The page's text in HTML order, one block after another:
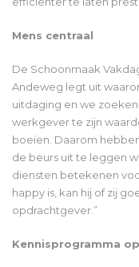
Mens centraal
De Schoonmaak
Andeweg legt uit
uitdaging en we
werkgever te zijn
boeien. Daarom
de beurs uit te leggen
diensten betekenen
happy is, kan hij of zij
opdrachtgever.”
Kennisprogramma